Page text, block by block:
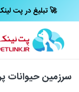
← تبلیغ در پت‌ لینک = دیده شدن در لینک‌های اول گوگل 🚀
سرزمین حیوانات